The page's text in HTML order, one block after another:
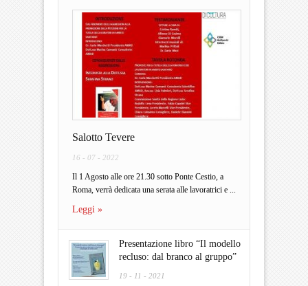
Salotto Tevere
16 - 07 - 2022
Il 1 Agosto alle ore 21.30 sotto Ponte Cestio, a
Roma, verrà dedicata una serata alle lavoratrici e ...
Leggi »
Presentazione libro “Il modello
recluso: dal branco al gruppo”
19 - 11 - 2021